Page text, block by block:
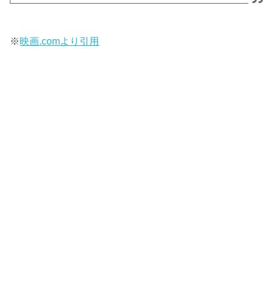
※映画.comより引用